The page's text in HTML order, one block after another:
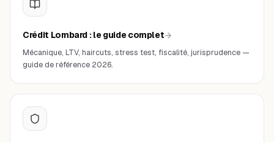
Crédit Lombard : le guide complet
Mécanique, LTV, haircuts, stress test, fiscalité, jurisprudence —
guide de référence 2026.